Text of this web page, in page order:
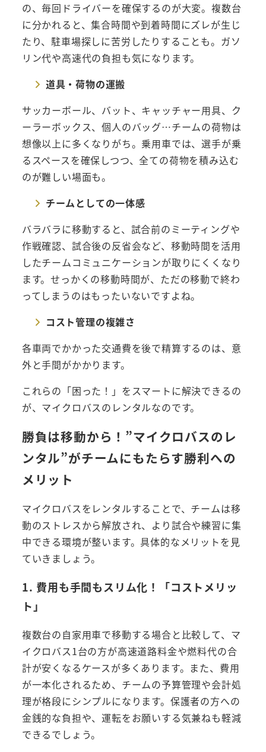
の、毎回ドライバーを確保するのが大変。複数台
に分かれると、集合時間や到着時間にズレが生じ
たり、駐車場探しに苦労したりすることも。ガソ
リン代や高速代の負担も気になります。
道具・荷物の運搬
サッカーボール、バット、キャッチャー用具、ク
ーラーボックス、個人のバッグ…チームの荷物は
想像以上に多くなりがち。乗用車では、選手が乗
るスペースを確保しつつ、全ての荷物を積み込む
のが難しい場面も。
チームとしての一体感
バラバラに移動すると、試合前のミーティングや
作戦確認、試合後の反省会など、移動時間を活用
したチームコミュニケーションが取りにくくなり
ます。せっかくの移動時間が、ただの移動で終わ
ってしまうのはもったいないですよね。
コスト管理の複雑さ
各車両でかかった交通費を後で精算するのは、意
外と手間がかかります。
これらの「困った！」をスマートに解決できるの
が、マイクロバスのレンタルなのです。
勝負は移動から！”マイクロバスのレ
ンタル”がチームにもたらす勝利への
メリット
マイクロバスをレンタルすることで、チームは移
動のストレスから解放され、より試合や練習に集
中できる環境が整います。具体的なメリットを見
ていきましょう。
1. 費用も手間もスリム化！「コストメリッ
ト」
複数台の自家用車で移動する場合と比較して、マ
イクロバス1台の方が高速道路料金や燃料代の合
計が安くなるケースが多くあります。また、費用
が一本化されるため、チームの予算管理や会計処
理が格段にシンプルになります。保護者の方への
金銭的な負担や、運転をお願いする気兼ねも軽減
できるでしょう。